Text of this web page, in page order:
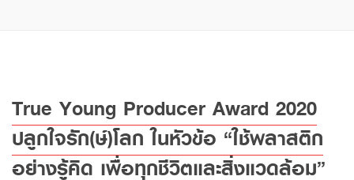
True Young Producer Award 2020
ปลูกใจรัก(ษ์)โลก ในหัวข้อ “ใช้พลาสติก
อย่างรู้คิด เพื่อทุกชีวิตและสิ่งแวดล้อม”